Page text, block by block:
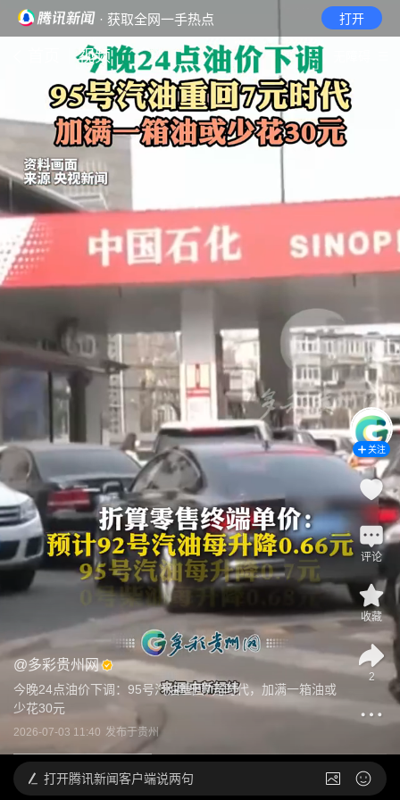
· 获取全网一手热点 打开
视频
@多彩贵州网
今晚24点油价下调：95号汽油重回7元时代，加满一箱油或
少花30元
2026-07-03 11:40 发布于贵州
关注
评论
收藏
2
打开腾讯新闻客户端说两句